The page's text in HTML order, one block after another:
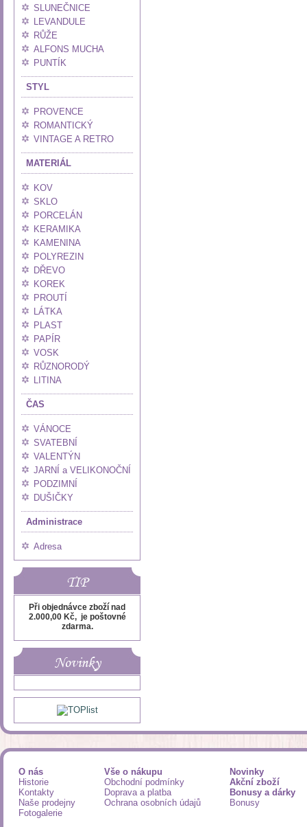
SLUNEČNICE
LEVANDULE
RŮŽE
ALFONS MUCHA
PUNTÍK
STYL
PROVENCE
ROMANTICKÝ
VINTAGE A RETRO
MATERIÁL
KOV
SKLO
PORCELÁN
KERAMIKA
KAMENINA
POLYREZIN
DŘEVO
KOREK
PROUTÍ
LÁTKA
PLAST
PAPÍR
VOSK
RŮZNORODÝ
LITINA
ČAS
VÁNOCE
SVATEBNÍ
VALENTÝN
JARNÍ a VELIKONOČNÍ
PODZIMNÍ
DUŠIČKY
Administrace
Adresa
TIP
Při objednávce zboží nad
2.000,00 Kč, je poštovné
zdarma.
Novinky
O nás
Historie
Kontakty
Naše prodejny
Fotogalerie
Vše o nákupu
Obchodní podmínky
Doprava a platba
Ochrana osobních údajů
Novinky
Akční zboží
Bonusy a dárky
Bonusy